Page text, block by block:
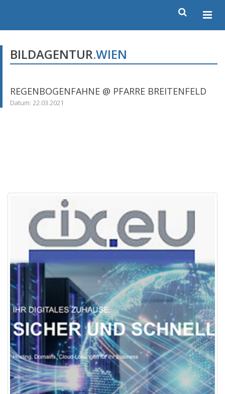
BILDAGENTUR.WIEN
REGENBOGENFAHNE @ PFARRE BREITENFELD
Datum: 22.03.2021